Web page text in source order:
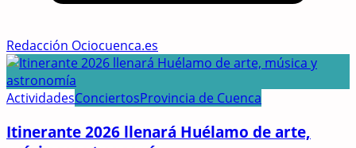
Redacción Ociocuenca.es
ActividadesConciertosProvincia de Cuenca
Itinerante 2026 llenará Huélamo de arte,